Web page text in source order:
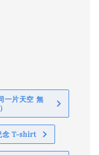
一片天空 無
念 T-shirt